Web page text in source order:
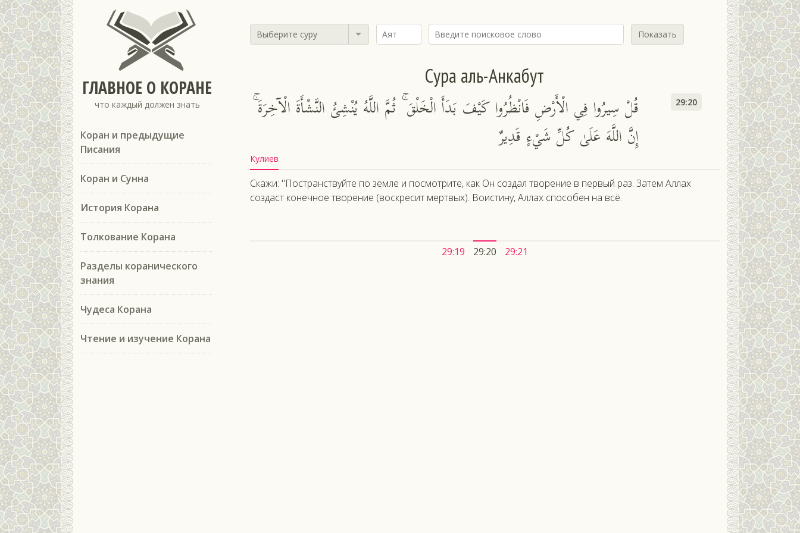
ГЛАВНОЕ О КОРАНЕ
что каждый должен знать
Коран и предыдущие
Писания
Коран и Сунна
История Корана
Толкование Корана
Разделы коранического
знания
Чудеса Корана
Чтение и изучение Корана
Выберите суру Показать
Сура аль-Анкабут
قُلْ سِيرُوا فِي الْأَرْضِ فَانْظُرُوا كَيْفَ بَدَأَ الْخَلْقَ ۚ ثُمَّ اللَّهُ يُنْشِئُ النَّشْأَةَ الْآخِرَةَ ۚ
إِنَّ اللَّهَ عَلَىٰ كُلِّ شَيْءٍ قَدِيرٌ
29:20
Кулиев
Скажи: "Постранствуйте по земле и посмотрите, как Он создал творение в первый раз. Затем Аллах
создаст конечное творение (воскресит мертвых). Воистину, Аллах способен на всё.
29:19 29:20 29:21